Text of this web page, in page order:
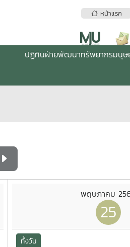
หน้าแรก
ปฏิทินฝ่ายพัฒนาทรัพยากรมนุษ
พฤษภาคม
25
ทั้งวัน